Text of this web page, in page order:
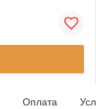
Оплата